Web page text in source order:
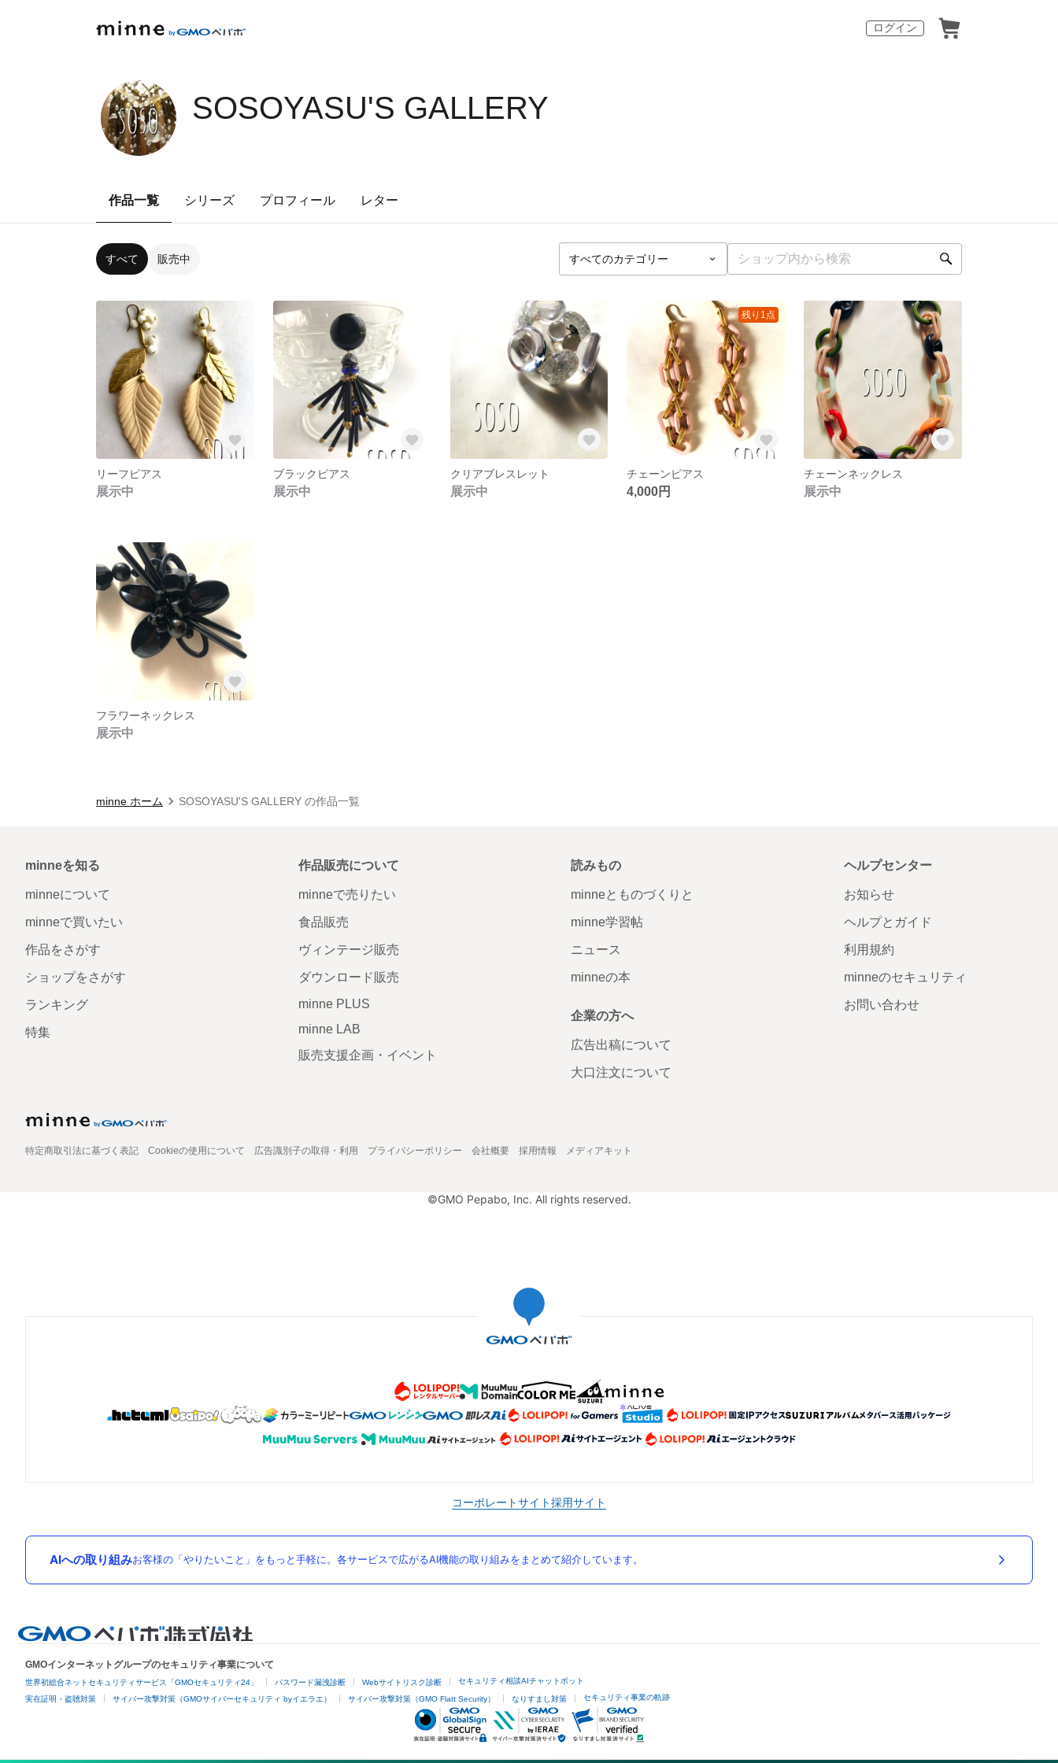
ログイン
SOSOYASU'S GALLERY
作品一覧 シリーズ プロフィール レター
すべて 販売中
リーフピアス
展示中
ブラックピアス
展示中
クリアブレスレット
展示中
残り1点
チェーンピアス
4,000円
チェーンネックレス
展示中
フラワーネックレス
展示中
minne ホーム SOSOYASU'S GALLERY の作品一覧
minneを知る
minneについて
minneで買いたい
作品をさがす
ショップをさがす
ランキング
特集
作品販売について
minneで売りたい
食品販売
ヴィンテージ販売
ダウンロード販売
minne PLUS
minne LAB
販売支援企画・イベント
読みもの
minneとものづくりと
minne学習帖
ニュース
minneの本
企業の方へ
広告出稿について
大口注文について
ヘルプセンター
お知らせ
ヘルプとガイド
利用規約
minneのセキュリティ
お問い合わせ
特定商取引法に基づく表記 Cookieの使用について 広告識別子の取得・利用 プライバシーポリシー 会社概要 採用情報 メディアキット
©GMO Pepabo, Inc. All rights reserved.
コーポレートサイト採用サイト
AIへの取り組みお客様の「やりたいこと」をもっと手軽に。各サービスで広がるAI機能の取り組みをまとめて紹介しています。
GMOインターネットグループのセキュリティ事業について
世界初総合ネットセキュリティサービス「GMOセキュリティ24」 パスワード漏洩診断 Webサイトリスク診断 セキュリティ相談AIチャットボット
実在証明・盗聴対策 サイバー攻撃対策（GMOサイバーセキュリティ byイエラエ） サイバー攻撃対策（GMO Flatt Security） なりすまし対策 セキュリティ事業の軌跡